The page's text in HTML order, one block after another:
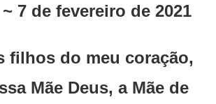
7 de fevereiro de 2021
filhos do meu coração,
Mãe Deus, a Mãe de